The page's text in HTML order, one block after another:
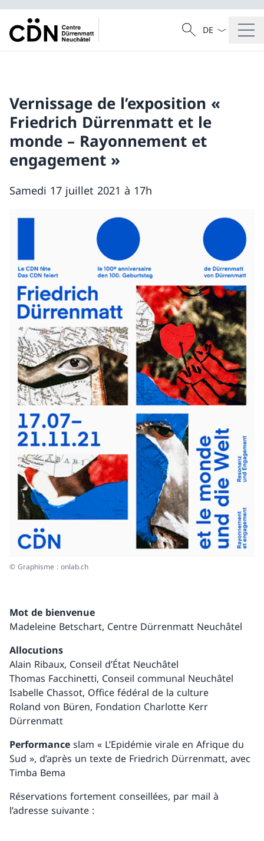
Recherche
Recherche
La langue
Vernissage de l’exposition «
Friedrich Dürrenmatt et le
monde – Rayonnement et
engagement »
Samedi 17 juillet 2021 à 17h
© Graphisme : onlab.ch
Mot de bienvenue
Madeleine Betschart, Centre Dürrenmatt Neuchâtel
Allocutions
Alain Ribaux, Conseil d’État Neuchâtel
Thomas Facchinetti, Conseil communal Neuchâtel
Isabelle Chassot, Office fédéral de la culture
Roland von Büren, Fondation Charlotte Kerr
Dürrenmatt
Performance slam « L’Epidémie virale en Afrique du
Sud », d’après un texte de Friedrich Dürrenmatt, avec
Timba Bema
Réservations fortement conseillées, par mail à
l’adresse suivante :